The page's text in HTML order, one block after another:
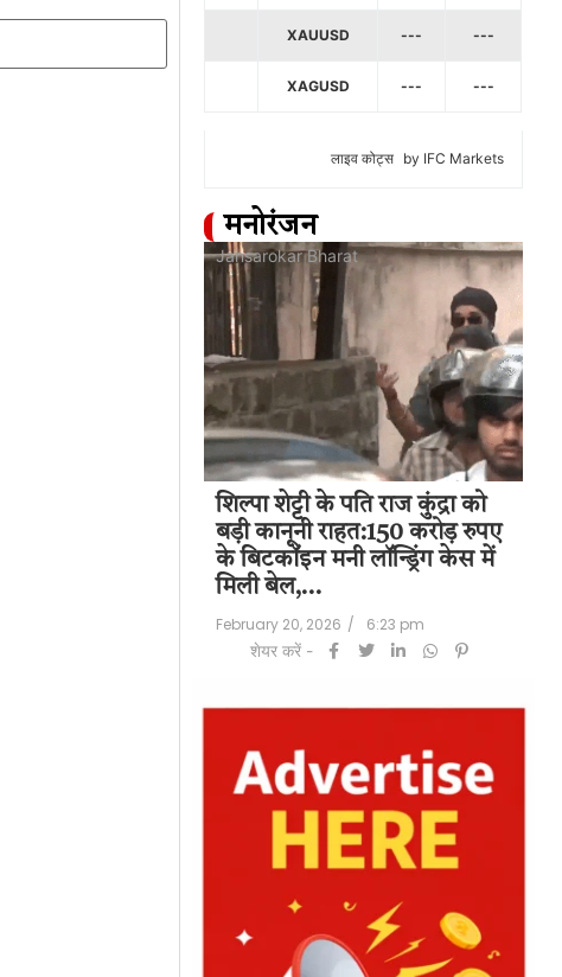
XAUUSD --- ---
XAGUSD --- ---
लाइव कोट्स by IFC Markets
मनोरंजन
Jansarokar Bharat
शिल्पा शेट्टी के पति राज कुंद्रा को
बड़ी कानूनी राहत:150 करोड़ रुपए
के बिटकॉइन मनी लॉन्ड्रिंग केस में
मिली बेल,…
February 20, 2026 /
6:23 pm
शेयर करें -